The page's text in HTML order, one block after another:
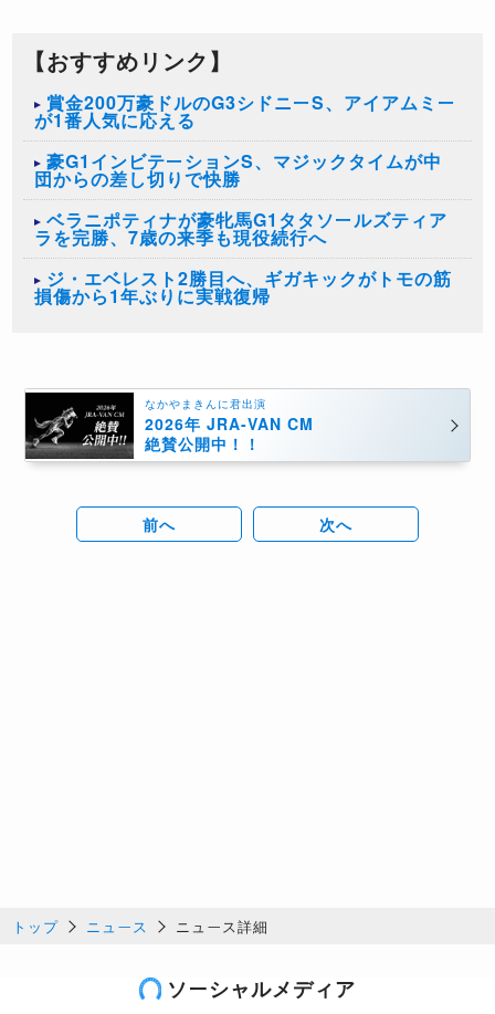
【おすすめリンク】
賞金200万豪ドルのG3シドニーS、アイアムミー
が1番人気に応える
豪G1インビテーションS、マジックタイムが中
団からの差し切りで快勝
ベラニポティナが豪牝馬G1タタソールズティア
ラを完勝、7歳の来季も現役続行へ
ジ・エベレスト2勝目へ、ギガキックがトモの筋
損傷から1年ぶりに実戦復帰
なかやまきんに君出演
2026年 JRA-VAN CM
絶賛公開中！！
前へ 次へ
トップ ニュース ニュース詳細
ソーシャルメディア